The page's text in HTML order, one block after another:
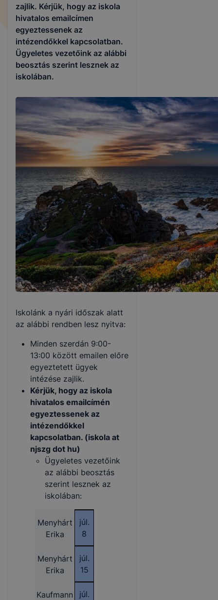
zajlik. Kérjük, hogy az iskola
hivatalos emailcímen
egyeztessenek az
intézendőkkel kapcsolatban.
Ügyeletes vezetőink az alábbi
beosztás szerint lesznek az
iskolában.
Iskolánk a nyári időszak alatt
az alábbi rendben lesz nyitva:
Minden szerdán 9:00-
13:00 között emailen előre
egyeztetett ügyek
intézése zajlik.
Kérjük, hogy az iskola
hivatalos emailcímén
egyeztessenek az
intézendőkkel
kapcsolatban. (iskola at
njszg dot hu)
Ügyeletes vezetőink
az alábbi beosztás
szerint lesznek az
iskolában:
Menyhárt
Erika
júl.
8
Menyhárt
Erika
júl.
15
Kaufmann
júl.